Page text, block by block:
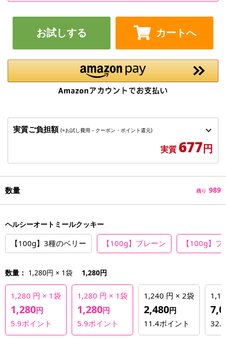
お試しする カートへ
実質ご負担額 (=お試し費用－クーポン・ポイント還元)
実質 677円
数量 残り 989
ヘルシーオートミールクッキー
【100g】3種のベリー 【100g】プレーン 【100g】
数量： 1,280円 × 1袋 1,280円
1,280 円 × 1袋
1,280円
5.9ポイント
1,280 円 × 1袋
1,280円
5.9ポイント
1,240 円 × 2袋
2,480円
11.4ポイント 32.7